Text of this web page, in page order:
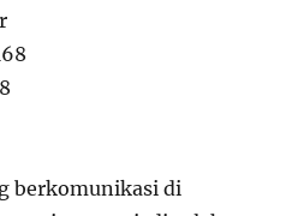
berkomunikasi di